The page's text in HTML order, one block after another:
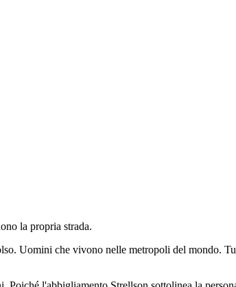
la propria strada.
Uomini che vivono nelle metropoli del mondo.